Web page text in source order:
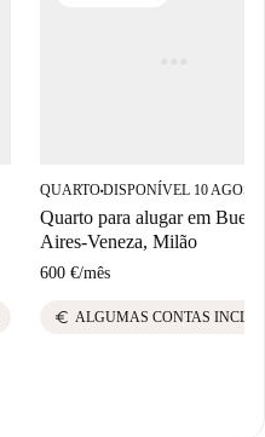
QUARTO■DISPONÍVEL 10
Quarto para alugar em
Aires-Veneza, Milão
600 €/mês
euro ALGUMAS CONTAS